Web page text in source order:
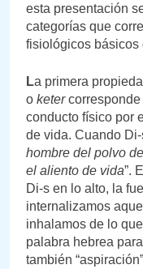
esta presentación
categorías que
fisiológicos básicos
La primera
o ketercorresponde
conducto físico por
de vida. Cuando
hombre del polvo
el aliento de vida”.
Di-s en lo alto, la
internalizamos
inhalamos de lo
palabra hebrea para
también